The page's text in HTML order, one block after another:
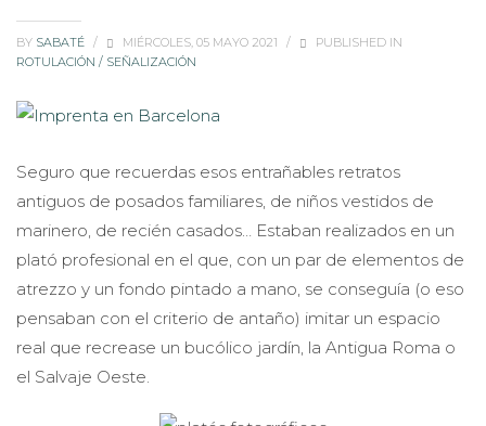
BY SABATÉ / MIÉRCOLES, 05 MAYO 2021 /
PUBLISHED IN
ROTULACIÓN / SEÑALIZACIÓN
Seguro que recuerdas esos entrañables retratos
antiguos de posados familiares, de niños vestidos de
marinero, de recién casados… Estaban realizados en un
plató profesional en el que, con un par de elementos de
atrezzo y un fondo pintado a mano, se conseguía (o eso
pensaban con el criterio de antaño) imitar un espacio
real que recrease un bucólico jardín, la Antigua Roma o
el Salvaje Oeste.